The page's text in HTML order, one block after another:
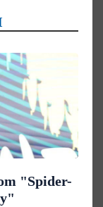
"Spider-